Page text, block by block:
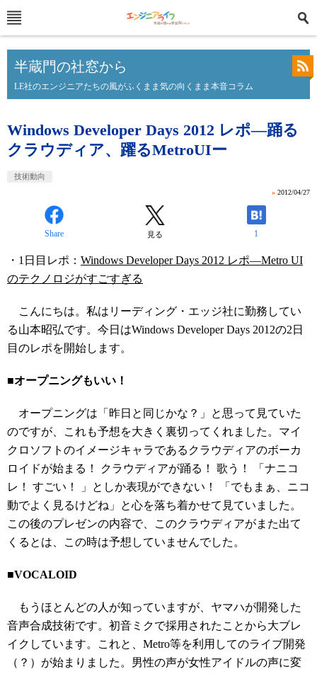
半蔵門の社窓から
LE社のエンジニアたちの風がふくまま気の向くまま本音コラム
Windows Developer Days 2012 レポ―踊る
クラウディア、躍るMetroUIー
技術動向
» 2012/04/27
Share 見る 1
・1日目レポ： Windows Developer Days 2012 レポ―Metro UI
のテクノロジがすごすぎる
こんにちは。私はリーディング・エッジ社に勤務してい
る山本昭弘です。今日はWindows Developer Days 2012の2日
目のレポを開始します。
■オープニングもいい！
オープニングは「昨日と同じかな？」と思って見ていた
のですが、これも予想を大きく裏切ってくれました。マイ
クロソフトのイメージキャラであるクラウディアのボーカ
ロイドが始まる！ クラウディアが踊る！ 歌う！ 「ナニコ
レ！ すごい！ 」としか表現ができない！ 「でもまぁ、ニコ
動でよく見るけどね」と心を落ち着かせて見ていました。
この後のプレゼンの内容で、このクラウディアがまた出て
くるとは、この時は予想していませんでした。
■VOCALOID
もうほとんどの人が知っていますが、ヤマハが開発した
音声合成技術です。初音ミクで採用されたことから大ブレ
イクしています。これと、Metro等を利用してのライブ開発
（？）が始まりました。男性の声が女性アイドルの声に変